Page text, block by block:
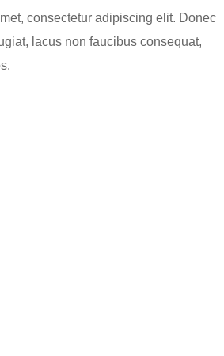
consectetur adipiscing elit. Donec
lacus non faucibus consequat,